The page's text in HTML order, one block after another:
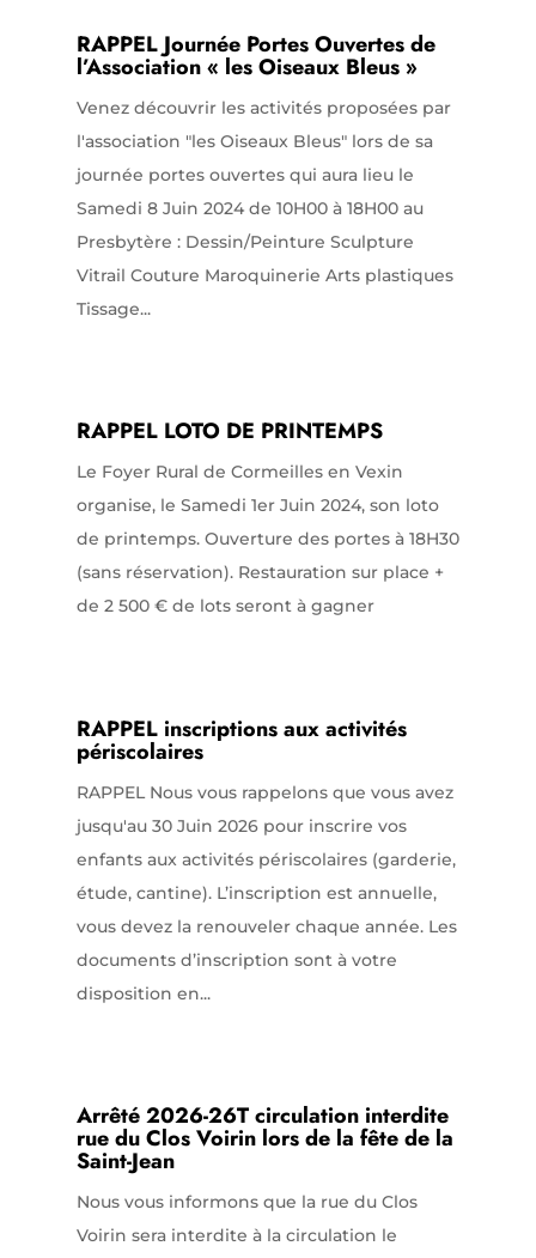
RAPPEL Journée Portes Ouvertes de
l’Association « les Oiseaux Bleus »
Venez découvrir les activités proposées par
l'association "les Oiseaux Bleus" lors de sa
journée portes ouvertes qui aura lieu le
Samedi 8 Juin 2024 de 10H00 à 18H00 au
Presbytère : Dessin/Peinture Sculpture
Vitrail Couture Maroquinerie Arts plastiques
Tissage...
RAPPEL LOTO DE PRINTEMPS
Le Foyer Rural de Cormeilles en Vexin
organise, le Samedi 1er Juin 2024, son loto
de printemps. Ouverture des portes à 18H30
(sans réservation). Restauration sur place +
de 2 500 € de lots seront à gagner
RAPPEL inscriptions aux activités
périscolaires
RAPPEL Nous vous rappelons que vous avez
jusqu'au 30 Juin 2026 pour inscrire vos
enfants aux activités périscolaires (garderie,
étude, cantine). L’inscription est annuelle,
vous devez la renouveler chaque année. Les
documents d’inscription sont à votre
disposition en...
Arrêté 2026-26T circulation interdite
rue du Clos Voirin lors de la fête de la
Saint-Jean
Nous vous informons que la rue du Clos
Voirin sera interdite à la circulation le